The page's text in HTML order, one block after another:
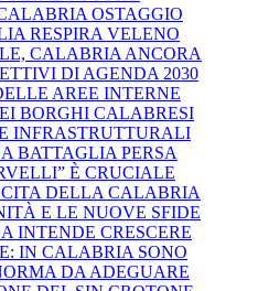
OSTAGGIO
RESPIRA VELENO
CALABRIA ANCORA
DI AGENDA 2030
AREE INTERNE
BORGHI CALABRESI
INFRASTRUTTURALI
BATTAGLIA PERSA
È CRUCIALE
DELLA CALABRIA
E LE NUOVE SFIDE
INTENDE CRESCERE
IN CALABRIA SONO
DA ADEGUARE